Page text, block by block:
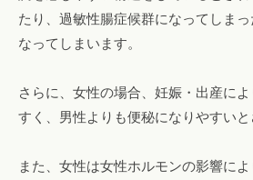
たり、過敏性腸症候群になってしま
なってしまいます。
さらに、女性の場合、妊娠・出産に
すく、男性よりも便秘になりやすいと
また、女性は女性ホルモンの影響に